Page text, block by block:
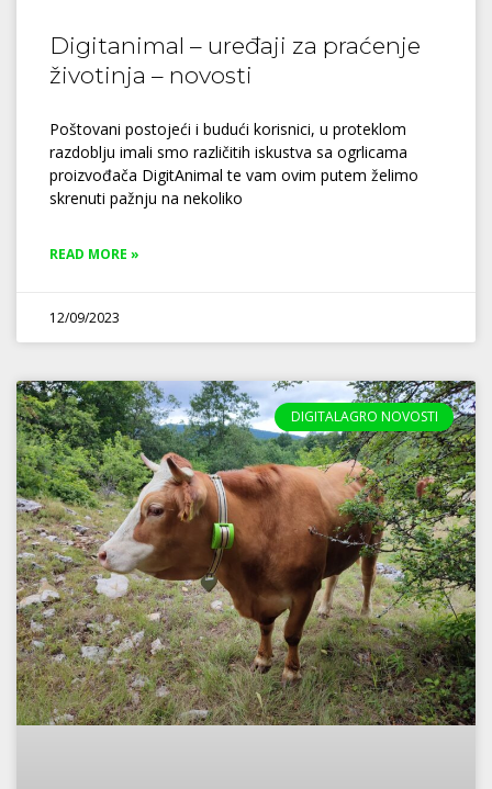
Digitanimal – uređaji za praćenje
životinja – novosti
Poštovani postojeći i budući korisnici, u proteklom
razdoblju imali smo različitih iskustva sa ogrlicama
proizvođača DigitAnimal te vam ovim putem želimo
skrenuti pažnju na nekoliko
READ MORE »
12/09/2023
DIGITALAGRO NOVOSTI